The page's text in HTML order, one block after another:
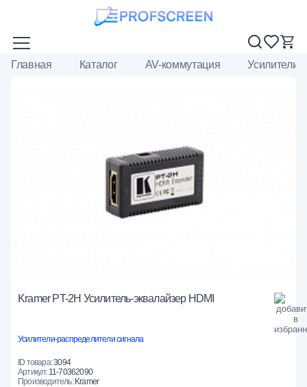
Главная Каталог AV-коммутация Усилители-
Kramer PT-2H Усилитель-эквалайзер HDMI
Усилители-распределители сигнала
ID товара:3094
Артикул: 11-70362090
Производитель:Kramer